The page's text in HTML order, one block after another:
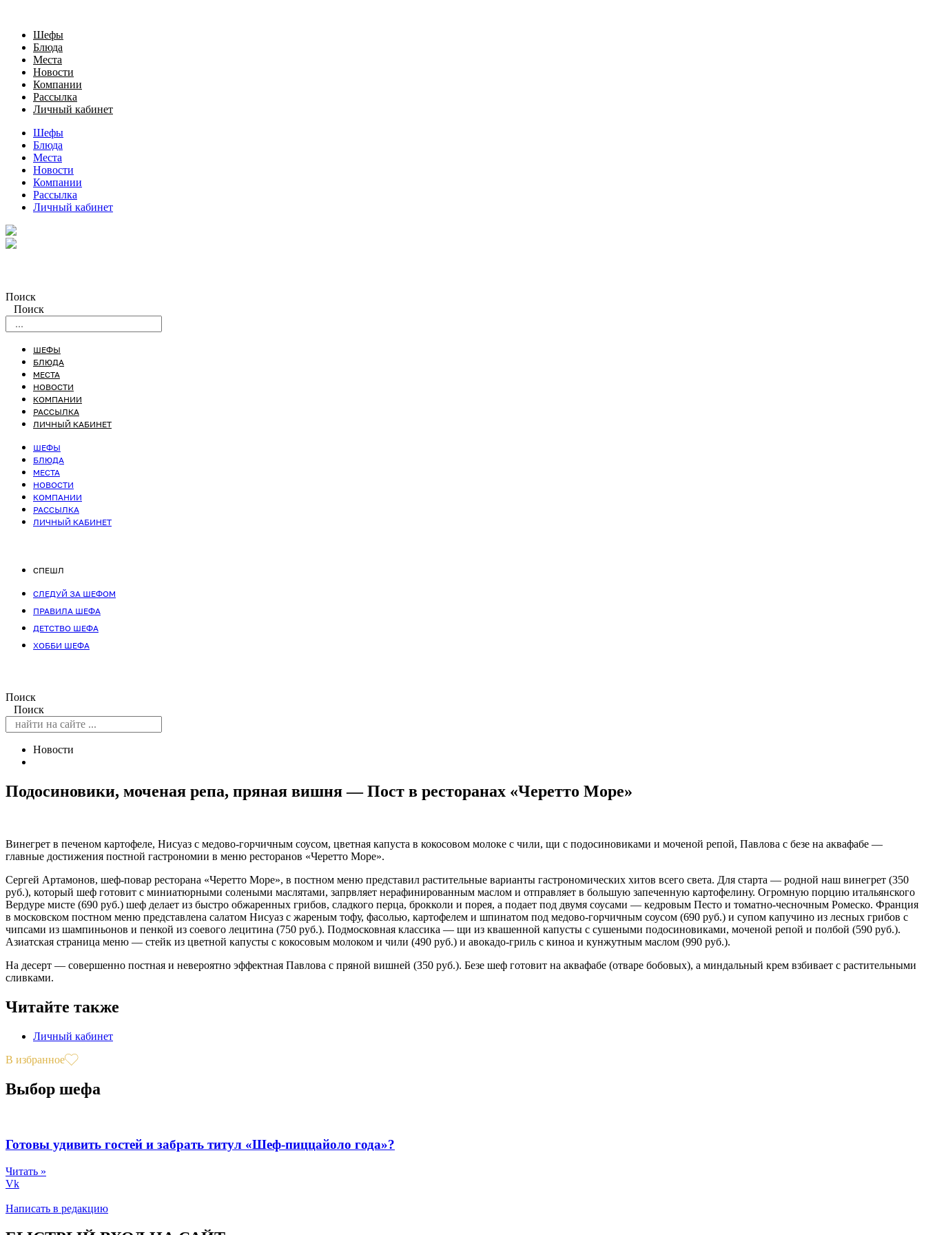
Шефы
Блюда
Места
Новости
Компании
Рассылка
Личный кабинет
Шефы
Блюда
Места
Новости
Компании
Рассылка
Личный кабинет
Поиск
Поиск
ШЕФЫ
БЛЮДА
МЕСТА
НОВОСТИ
КОМПАНИИ
РАССЫЛКА
ЛИЧНЫЙ КАБИНЕТ
ШЕФЫ
БЛЮДА
МЕСТА
НОВОСТИ
КОМПАНИИ
РАССЫЛКА
ЛИЧНЫЙ КАБИНЕТ
СПЕШЛ
СЛЕДУЙ ЗА ШЕФОМ
ПРАВИЛА ШЕФА
ДЕТСТВО ШЕФА
ХОББИ ШЕФА
Поиск
Поиск
Новости
Подосиновики, моченая репа, пряная вишня — Пост в ресторанах «Черетто Море»
Винегрет в печеном картофеле, Нисуаз с медово-горчичным соусом, цветная капуста в кокосовом молоке с чили, щи с подосиновиками и моченой репой, Павлова с безе на аквафабе —
главные достижения постной гастрономии в меню ресторанов «Черетто Море».
Сергей Артамонов, шеф-повар ресторана «Черетто Море», в постном меню представил растительные варианты гастрономических хитов всего света. Для старта — родной наш винегрет (350
руб.), который шеф готовит с миниатюрными солеными маслятами, запрвляет нерафинированным маслом и отправляет в большую запеченную картофелину. Огромную порцию итальянского
Вердуре мисте (690 руб.) шеф делает из быстро обжаренных грибов, сладкого перца, брокколи и порея, а подает под двумя соусами — кедровым Песто и томатно-чесночным Ромеско. Франция
в московском постном меню представлена салатом Нисуаз с жареным тофу, фасолью, картофелем и шпинатом под медово-горчичным соусом (690 руб.) и супом капучино из лесных грибов с
чипсами из шампиньонов и пенкой из соевого лецитина (750 руб.). Подмосковная классика — щи из квашенной капусты с сушеными подосиновиками, моченой репой и полбой (590 руб.).
Азиатская страница меню — стейк из цветной капусты с кокосовым молоком и чили (490 руб.) и авокадо-гриль с киноа и кунжутным маслом (990 руб.).
На десерт — совершенно постная и невероятно эффектная Павлова с пряной вишней (350 руб.). Безе шеф готовит на аквафабе (отваре бобовых), а миндальный крем взбивает с растительными
сливками.
Читайте также
Личный кабинет
В избранное
Выбор шефа
Готовы удивить гостей и забрать титул «Шеф-пиццайоло года»?
Читать »
Vk
Написать в редакцию